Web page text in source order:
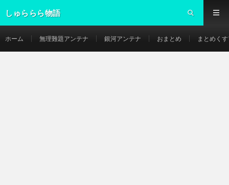
しゅららら物語
ホーム 無理難題アンテナ 銀河アンテナ おまとめ まとめく